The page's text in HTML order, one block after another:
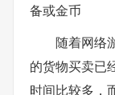
备或金币
随着网络
的货物买卖已
时间比较多，